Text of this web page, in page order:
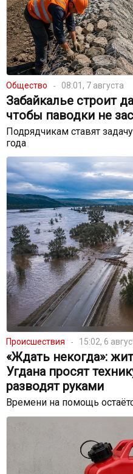
Общество 08:01, 7 августа
Забайкалье строит
чтобы паводки не
Подрядчикам ставят
года
Происшествия 15:02, 6
«Ждать некогда»:
Угдана просят
разводят руками
Времени на помощь